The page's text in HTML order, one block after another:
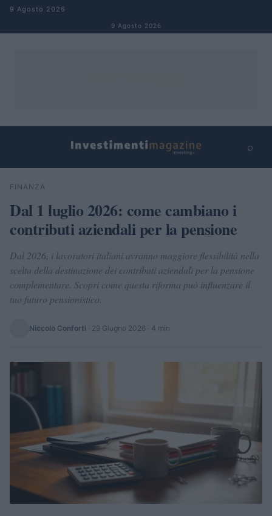
Salta al contenuto
9 Agosto 2026
9 Agosto 2026
⌕
Cerca
FINANZA
Dal 1 luglio 2026: come cambiano i
contributi aziendali per la pensione
Dal 2026, i lavoratori italiani avranno maggiore flessibilità nella
scelta della destinazione dei contributi aziendali per la pensione
complementare. Scopri come questa riforma può influenzare il
tuo futuro pensionistico.
Niccolò Conforti · 29 Giugno 2026 · 4 min